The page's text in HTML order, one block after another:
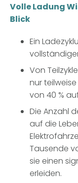
Volle Ladung
Blick
Ein
Von
nur
von 40 %
Die Anzahl
auf die
Tausende
sie einen
erleiden.